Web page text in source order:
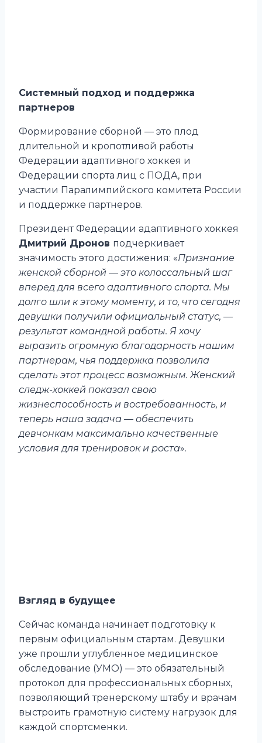
Системный подход и поддержка
партнеров
Формирование сборной — это плод
длительной и кропотливой работы
Федерации адаптивного хоккея и
Федерации спорта лиц с ПОДА, при
участии Паралимпийского комитета России
и поддержке партнеров.
Президент Федерации адаптивного хоккея
Дмитрий Дронов подчеркивает
значимость этого достижения: «Признание
женской сборной — это колоссальный шаг
вперед для всего адаптивного спорта. Мы
долго шли к этому моменту, и то, что сегодня
девушки получили официальный статус, —
результат командной работы. Я хочу
выразить огромную благодарность нашим
партнерам, чья поддержка позволила
сделать этот процесс возможным. Женский
следж-хоккей показал свою
жизнеспособность и востребованность, и
теперь наша задача — обеспечить
девчонкам максимально качественные
условия для тренировок и роста».
Взгляд в будущее
Сейчас команда начинает подготовку к
первым официальным стартам. Девушки
уже прошли углубленное медицинское
обследование (УМО) — это обязательный
протокол для профессиональных сборных,
позволяющий тренерскому штабу и врачам
выстроить грамотную систему нагрузок для
каждой спортсменки.